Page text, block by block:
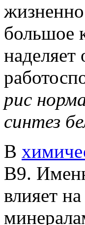
большое
наделяет
рис
синтез
В
В9.
влияет